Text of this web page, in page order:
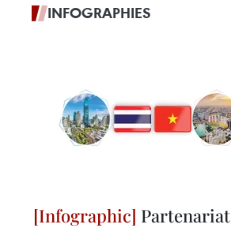
INFOGRAPHIES
Partenariat